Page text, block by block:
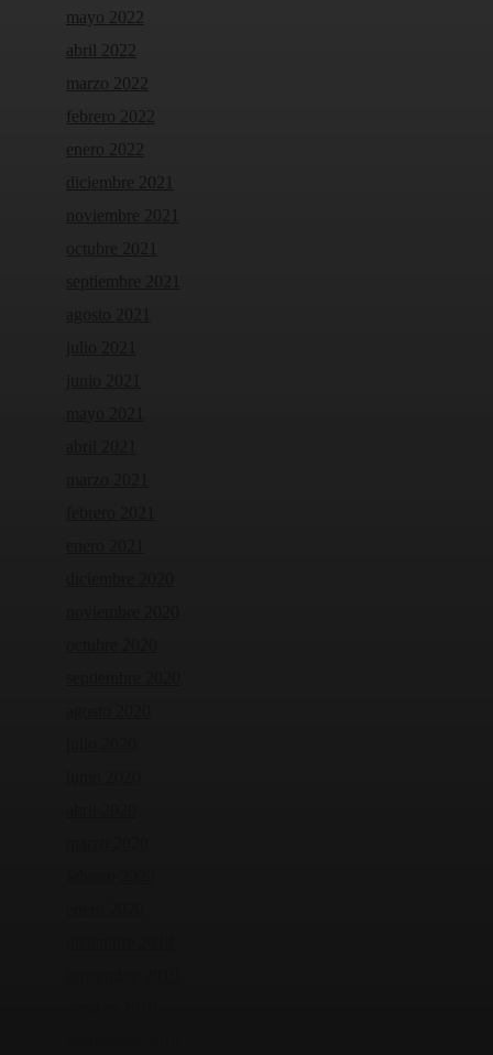
mayo 2022
abril 2022
marzo 2022
febrero 2022
enero 2022